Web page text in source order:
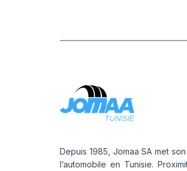
Depuis 1985, Jomaa SA met
l’automobile en Tunisie.